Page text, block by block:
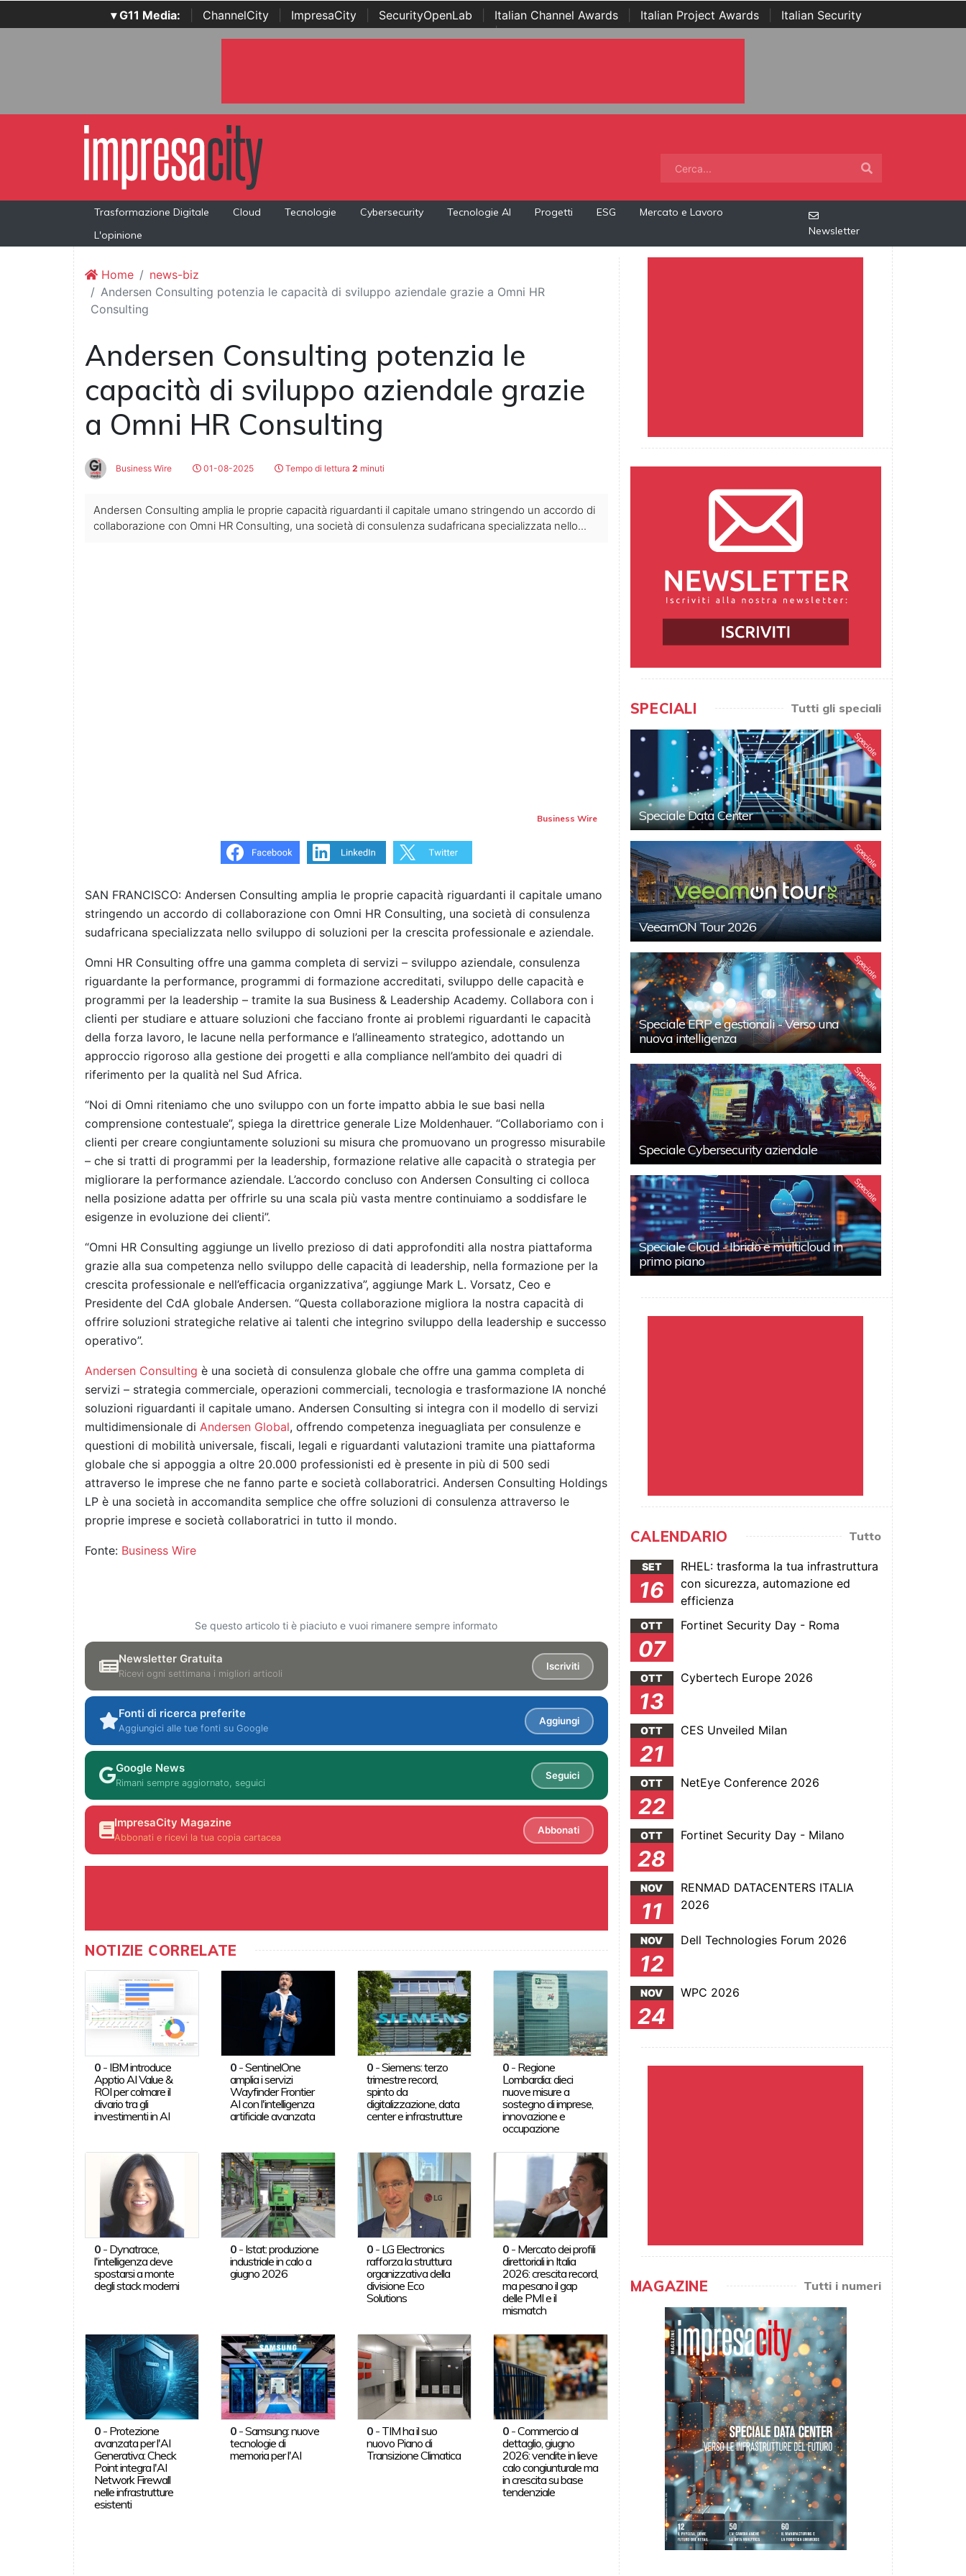
▾ G11 Media: ChannelCity ImpresaCity SecurityOpenLab Italian Channel Awards Italian Project Awards
Italian Security
Awards | ...
Trasformazione Digitale Cloud Tecnologie Cybersecurity Tecnologie AI Progetti ESG
Mercato e Lavoro
L'opinione
Newsletter
Home
news-biz
Andersen Consulting potenzia le capacità di sviluppo aziendale grazie a Omni HR
Consulting
Andersen Consulting potenzia le
capacità di sviluppo aziendale grazie
a Omni HR Consulting
Business Wire 01-08-2025 Tempo di lettura 2 minuti
Andersen Consulting amplia le proprie capacità riguardanti il capitale umano stringendo un accordo di
collaborazione con Omni HR Consulting, una società di consulenza sudafricana specializzata nello...
Business Wire
SAN FRANCISCO: Andersen Consulting amplia le proprie capacità riguardanti il capitale umano
stringendo un accordo di collaborazione con Omni HR Consulting, una società di consulenza
sudafricana specializzata nello sviluppo di soluzioni per la crescita professionale e aziendale.
Omni HR Consulting offre una gamma completa di servizi – sviluppo aziendale, consulenza
riguardante la performance, programmi di formazione accreditati, sviluppo delle capacità e
programmi per la leadership – tramite la sua Business & Leadership Academy. Collabora con i
clienti per studiare e attuare soluzioni che facciano fronte ai problemi riguardanti le capacità
della forza lavoro, le lacune nella performance e l’allineamento strategico, adottando un
approccio rigoroso alla gestione dei progetti e alla compliance nell’ambito dei quadri di
riferimento per la qualità nel Sud Africa.
“Noi di Omni riteniamo che uno sviluppo con un forte impatto abbia le sue basi nella
comprensione contestuale”, spiega la direttrice generale Lize Moldenhauer. “Collaboriamo con i
clienti per creare congiuntamente soluzioni su misura che promuovano un progresso misurabile
– che si tratti di programmi per la leadership, formazione relative alle capacità o strategia per
migliorare la performance aziendale. L’accordo concluso con Andersen Consulting ci colloca
nella posizione adatta per offrirle su una scala più vasta mentre continuiamo a soddisfare le
esigenze in evoluzione dei clienti”.
“Omni HR Consulting aggiunge un livello prezioso di dati approfonditi alla nostra piattaforma
grazie alla sua competenza nello sviluppo delle capacità di leadership, nella formazione per la
crescita professionale e nell’efficacia organizzativa”, aggiunge Mark L. Vorsatz, Ceo e
Presidente del CdA globale Andersen. “Questa collaborazione migliora la nostra capacità di
offrire soluzioni strategiche relative ai talenti che integrino sviluppo della leadership e successo
operativo”.
Andersen Consulting è una società di consulenza globale che offre una gamma completa di
servizi – strategia commerciale, operazioni commerciali, tecnologia e trasformazione IA nonché
soluzioni riguardanti il capitale umano. Andersen Consulting si integra con il modello di servizi
multidimensionale di Andersen Global, offrendo competenza ineguagliata per consulenze e
questioni di mobilità universale, fiscali, legali e riguardanti valutazioni tramite una piattaforma
globale che si appoggia a oltre 20.000 professionisti ed è presente in più di 500 sedi
attraverso le imprese che ne fanno parte e società collaboratrici. Andersen Consulting Holdings
LP è una società in accomandita semplice che offre soluzioni di consulenza attraverso le
proprie imprese e società collaboratrici in tutto il mondo.
Fonte: Business Wire
Se questo articolo ti è piaciuto e vuoi rimanere sempre informato
Newsletter Gratuita
Ricevi ogni settimana i migliori articoli
Iscriviti
Fonti di ricerca preferite
Aggiungici alle tue fonti su Google
Aggiungi
Google News
Rimani sempre aggiornato, seguici
Seguici
ImpresaCity Magazine
Abbonati e ricevi la tua copia cartacea
Abbonati
NOTIZIE CORRELATE
0- IBM introduce
Apptio AI Value &
ROI per colmare il
divario tra gli
investimenti in AI
0 -SentinelOne
amplia i servizi
Wayfinder Frontier
AI con l'intelligenza
artificiale avanzata
0-Siemens: terzo
trimestre record,
spinto da
digitalizzazione, data
center e infrastrutture
0 - Regione
Lombardia: dieci
nuove misure a
sostegno di imprese,
innovazione e
occupazione
0- Dynatrace,
l'intelligenza deve
spostarsi a monte
degli stack moderni
0 - Istat: produzione
industriale in calo a
giugno 2026
0- LG Electronics
rafforza la struttura
organizzativa della
divisione Eco
Solutions
0 - Mercato dei profili
direttoriali in Italia
2026: crescita record,
ma pesano il gap
delle PMI e il
mismatch
0- Protezione
avanzata per l'AI
Generativa: Check
Point integra l'AI
Network Firewall
nelle infrastrutture
esistenti
0 -Samsung: nuove
tecnologie di
memoria per l'AI
0- TIM ha il suo
nuovo Piano di
Transizione Climatica
0 -Commercio al
dettaglio, giugno
2026: vendite in lieve
calo congiunturale ma
in crescita su base
tendenziale
SPECIALI Tutti gli speciali
Speciale
Speciale Data Center
Speciale
VeeamON Tour 2026
Speciale
Speciale ERP e gestionali - Verso una
nuova intelligenza
Speciale
Speciale Cybersecurity aziendale
Speciale
Speciale Cloud - Ibrido e multicloud in
primo piano
CALENDARIO Tutto
SET
16
RHEL: trasforma la tua infrastruttura
con sicurezza, automazione ed
efficienza
OTT
07
Fortinet Security Day - Roma
OTT
13
Cybertech Europe 2026
OTT
21
CES Unveiled Milan
OTT
22
NetEye Conference 2026
OTT
28
Fortinet Security Day - Milano
NOV
11
RENMAD DATACENTERS ITALIA
2026
NOV
12
Dell Technologies Forum 2026
NOV
24
WPC 2026
MAGAZINE Tutti i numeri